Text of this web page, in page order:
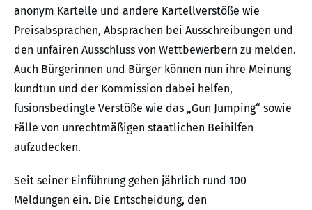
anonym Kartelle und andere Kartellverstöße wie
Preisabsprachen, Absprachen bei Ausschreibungen und
den unfairen Ausschluss von Wettbewerbern zu melden.
Auch Bürgerinnen und Bürger können nun ihre Meinung
kundtun und der Kommission dabei helfen,
fusionsbedingte Verstöße wie das „Gun Jumping“ sowie
Fälle von unrechtmäßigen staatlichen Beihilfen
aufzudecken.
Seit seiner Einführung gehen jährlich rund 100
Meldungen ein. Die Entscheidung, den